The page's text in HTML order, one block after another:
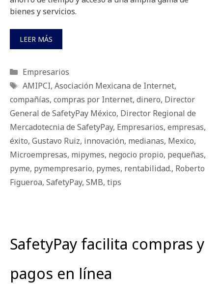
bienes y servicios.
LEER MÁS
Categorías
Empresarios
Etiquetas
AMIPCI, Asociación Mexicana de Internet,
compañías, compras por Internet, dinero, Director
General de SafetyPay México, Director Regional de
Mercadotecnia de SafetyPay, Empresarios, empresas,
éxito, Gustavo Ruiz, innovación, medianas, Mexico,
Microempresas, mipymes, negocio propio, pequeñas,
pyme, pymempresario, pymes, rentabilidad., Roberto
Figueroa, SafetyPay, SMB, tips
SafetyPay facilita compras y
pagos en línea